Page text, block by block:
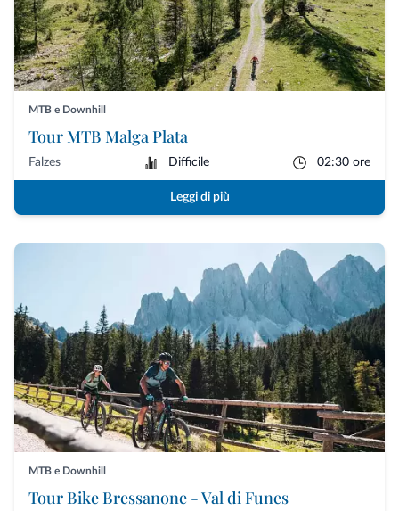
MTB e Downhill
Tour MTB Malga Plata
Falzes Difficile 02:30 ore
Leggi di più
MTB e Downhill
Tour Bike Bressanone - Val di Funes